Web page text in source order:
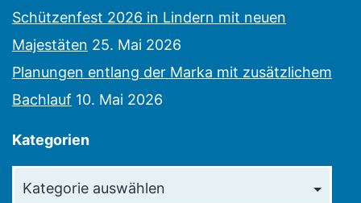
Schützenfest 2026 in Lindern mit neuen
Majestäten 25. Mai 2026
Planungen entlang der Marka mit zusätzlichem
Bachlauf 10. Mai 2026
Kategorien